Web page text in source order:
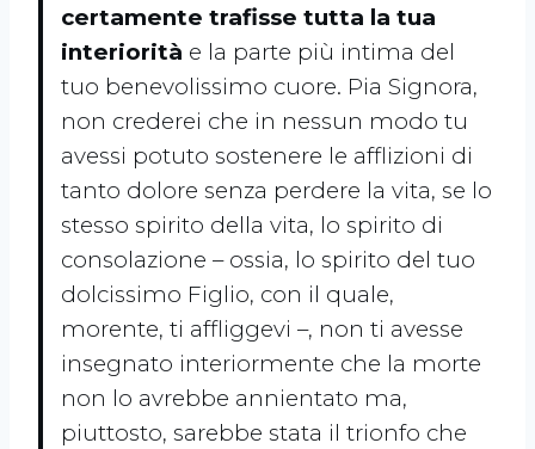
certamente trafisse tutta la tua
interiorità e la parte più intima del
tuo benevolissimo cuore. Pia Signora,
non crederei che in nessun modo tu
avessi potuto sostenere le afflizioni di
tanto dolore senza perdere la vita, se lo
stesso spirito della vita, lo spirito di
consolazione – ossia, lo spirito del tuo
dolcissimo Figlio, con il quale,
morente, ti affliggevi –, non ti avesse
insegnato interiormente che la morte
non lo avrebbe annientato ma,
piuttosto, sarebbe stata il trionfo che